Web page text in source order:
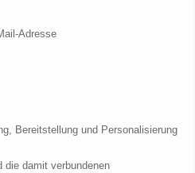
Adresse
Bereitstellung und Personalisierung
die damit verbundenen